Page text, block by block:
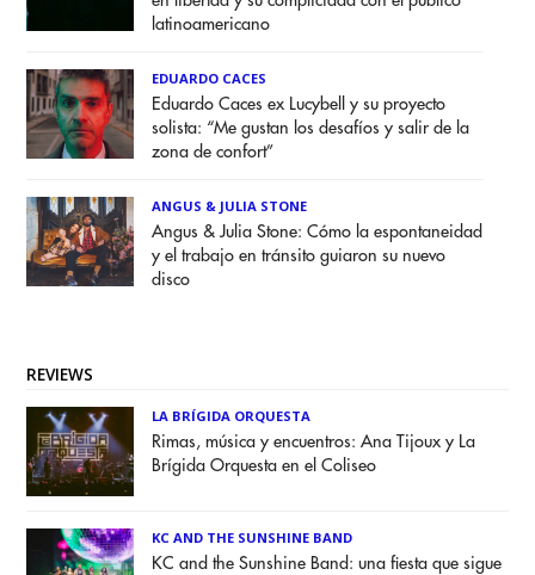
latinoamericano
EDUARDO CACES
Eduardo Caces ex Lucybell y su proyecto
solista: “Me gustan los desafíos y salir de la
zona de confort”
ANGUS & JULIA STONE
Angus & Julia Stone: Cómo la espontaneidad
y el trabajo en tránsito guiaron su nuevo
disco
REVIEWS
LA BRÍGIDA ORQUESTA
Rimas, música y encuentros: Ana Tijoux y La
Brígida Orquesta en el Coliseo
KC AND THE SUNSHINE BAND
KC and the Sunshine Band: una fiesta que sigue